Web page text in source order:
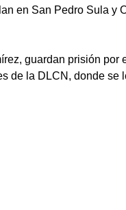
en San Pedro Sula y
guardan prisión por
de la DLCN, donde se